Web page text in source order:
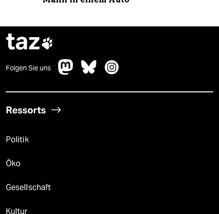
taz
Folgen Sie uns
Ressorts
Politik
Öko
Gesellschaft
Kultur